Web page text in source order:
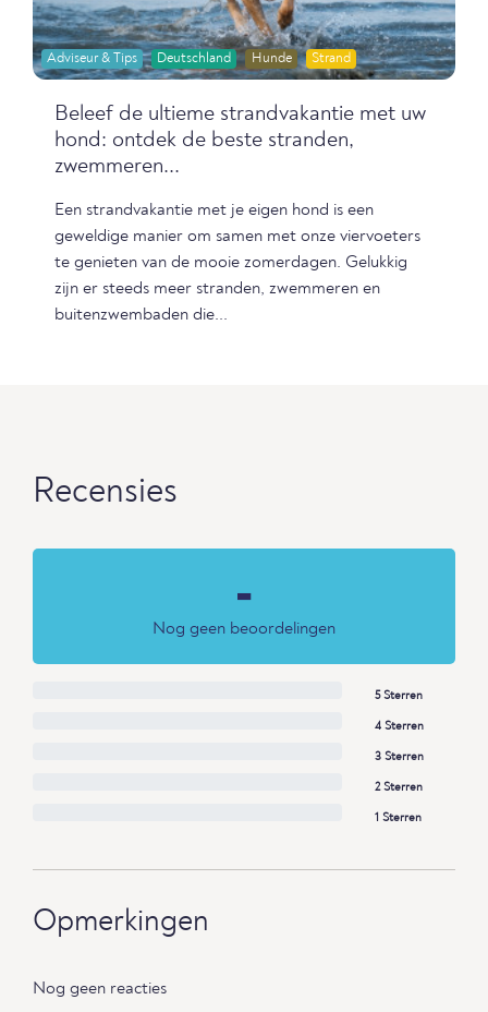
Adviseur & Tips Deutschland Hunde Strand
Beleef de ultieme strandvakantie met uw
hond: ontdek de beste stranden,
zwemmeren...
Een strandvakantie met je eigen hond is een
geweldige manier om samen met onze viervoeters
te genieten van de mooie zomerdagen. Gelukkig
zijn er steeds meer stranden, zwemmeren en
buitenzwembaden die...
Recensies
-
Nog geen beoordelingen
5 Sterren
4 Sterren
3 Sterren
2 Sterren
1 Sterren
Opmerkingen
Nog geen reacties